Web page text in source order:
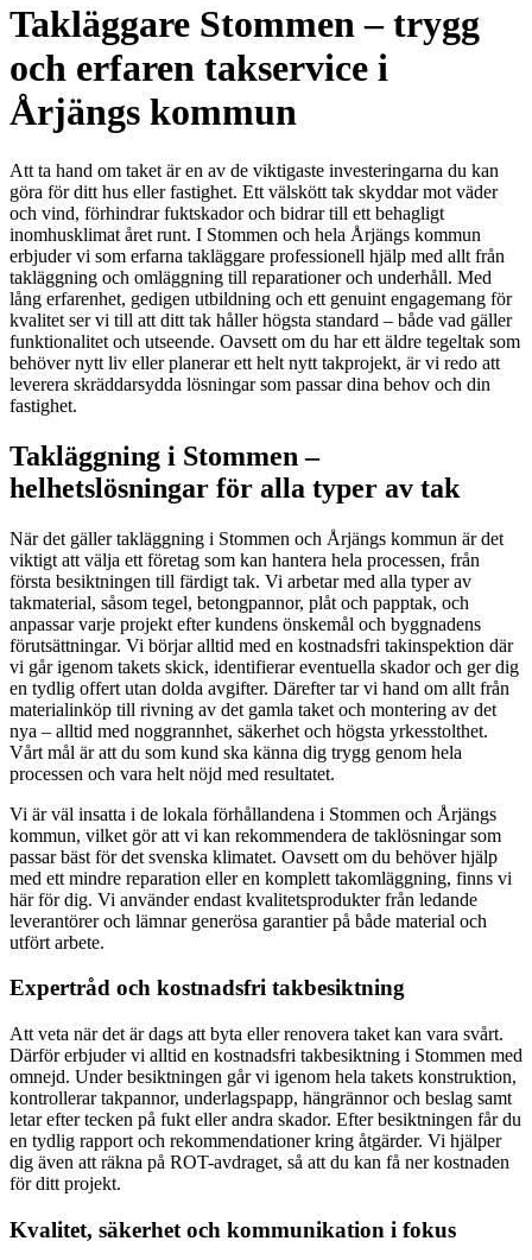
Takläggare Stommen – trygg
och erfaren takservice i
Årjängs kommun
Att ta hand om taket är en av de viktigaste investeringarna du kan
göra för ditt hus eller fastighet. Ett välskött tak skyddar mot väder
och vind, förhindrar fuktskador och bidrar till ett behagligt
inomhusklimat året runt. I Stommen och hela Årjängs kommun
erbjuder vi som erfarna takläggare professionell hjälp med allt från
takläggning och omläggning till reparationer och underhåll. Med
lång erfarenhet, gedigen utbildning och ett genuint engagemang för
kvalitet ser vi till att ditt tak håller högsta standard – både vad gäller
funktionalitet och utseende. Oavsett om du har ett äldre tegeltak som
behöver nytt liv eller planerar ett helt nytt takprojekt, är vi redo att
leverera skräddarsydda lösningar som passar dina behov och din
fastighet.
Takläggning i Stommen –
helhetslösningar för alla typer av tak
När det gäller takläggning i Stommen och Årjängs kommun är det
viktigt att välja ett företag som kan hantera hela processen, från
första besiktningen till färdigt tak. Vi arbetar med alla typer av
takmaterial, såsom tegel, betongpannor, plåt och papptak, och
anpassar varje projekt efter kundens önskemål och byggnadens
förutsättningar. Vi börjar alltid med en kostnadsfri takinspektion där
vi går igenom takets skick, identifierar eventuella skador och ger dig
en tydlig offert utan dolda avgifter. Därefter tar vi hand om allt från
materialinköp till rivning av det gamla taket och montering av det
nya – alltid med noggrannhet, säkerhet och högsta yrkesstolthet.
Vårt mål är att du som kund ska känna dig trygg genom hela
processen och vara helt nöjd med resultatet.
Vi är väl insatta i de lokala förhållandena i Stommen och Årjängs
kommun, vilket gör att vi kan rekommendera de taklösningar som
passar bäst för det svenska klimatet. Oavsett om du behöver hjälp
med ett mindre reparation eller en komplett takomläggning, finns vi
här för dig. Vi använder endast kvalitetsprodukter från ledande
leverantörer och lämnar generösa garantier på både material och
utfört arbete.
Expertråd och kostnadsfri takbesiktning
Att veta när det är dags att byta eller renovera taket kan vara svårt.
Därför erbjuder vi alltid en kostnadsfri takbesiktning i Stommen med
omnejd. Under besiktningen går vi igenom hela takets konstruktion,
kontrollerar takpannor, underlagspapp, hängrännor och beslag samt
letar efter tecken på fukt eller andra skador. Efter besiktningen får du
en tydlig rapport och rekommendationer kring åtgärder. Vi hjälper
dig även att räkna på ROT-avdraget, så att du kan få ner kostnaden
för ditt projekt.
Kvalitet, säkerhet och kommunikation i fokus